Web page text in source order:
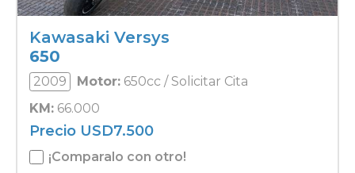
Kawasaki Versys
650
2009 Motor: 650cc / Solicitar Cita
KM: 66.000
Precio USD7.500
¡Comparalo con otro!